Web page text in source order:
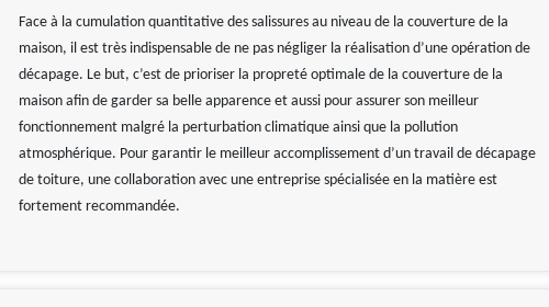
Face à la cumulation quantitative des salissures au niveau de la couverture de la
maison, il est très indispensable de ne pas négliger la réalisation d’une opération de
décapage. Le but, c’est de prioriser la propreté optimale de la couverture de la
maison afin de garder sa belle apparence et aussi pour assurer son meilleur
fonctionnement malgré la perturbation climatique ainsi que la pollution
atmosphérique. Pour garantir le meilleur accomplissement d’un travail de décapage
de toiture, une collaboration avec une entreprise spécialisée en la matière est
fortement recommandée.